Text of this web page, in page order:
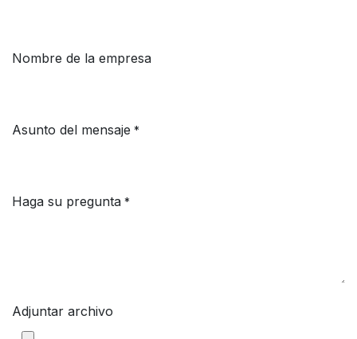
Nombre de la empresa
Asunto del mensaje *
Haga su pregunta *
Adjuntar archivo